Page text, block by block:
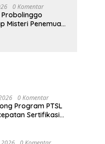
Day Makassar
0 Komentar
Probolinggo
Misteri Penemuan
0 Komentar
Program PTSL
Sertifikasi